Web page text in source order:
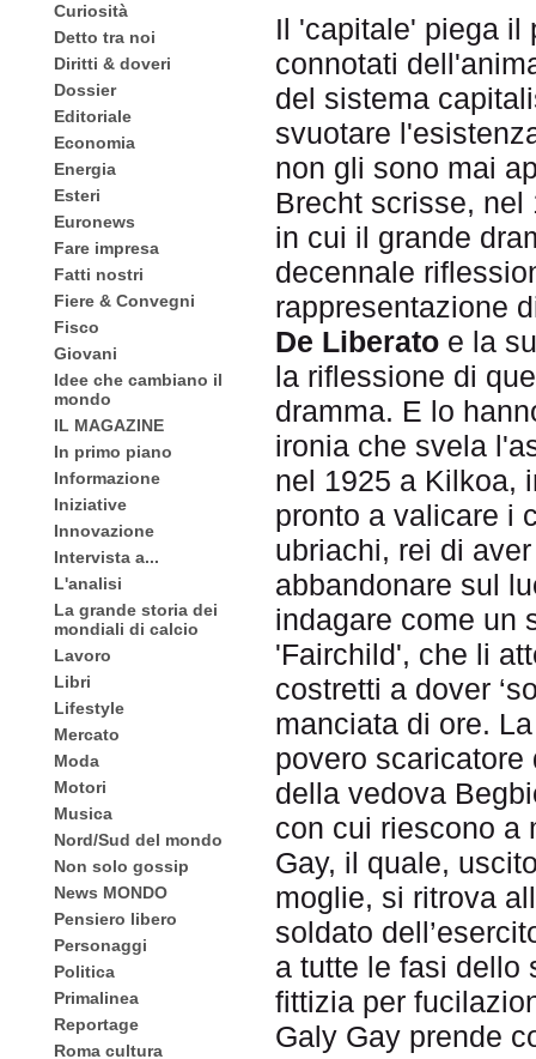
Curiosità
Detto tra noi
Diritti & doveri
Dossier
Editoriale
Economia
Energia
Esteri
Euronews
Fare impresa
Fatti nostri
Fiere & Convegni
Fisco
Giovani
Idee che cambiano il
mondo
IL MAGAZINE
In primo piano
Informazione
Iniziative
Innovazione
Intervista a...
L'analisi
La grande storia dei
mondiali di calcio
Lavoro
Libri
Lifestyle
Mercato
Moda
Motori
Musica
Nord/Sud del mondo
Non solo gossip
News MONDO
Pensiero libero
Personaggi
Politica
Primalinea
Reportage
Roma cultura
Il 'capitale' piega il
connotati
del sistema
svuotare
non gli sono mai
Brecht scrisse, nel
in cui il grande
decennale
rappresentazione
De Liberato e la
la riflessione di
dramma. E lo
ironia che svela
nel 1925 a Kilkoa,
pronto a valicare i
ubriachi, rei di
abbandonare sul
indagare come un
'Fairchild', che li
costretti a dover
manciata di ore.
povero
della vedova
con cui riescono a
Gay, il quale,
moglie, si ritrova
soldato
a tutte le fasi dello
fittizia per
Galy Gay prende